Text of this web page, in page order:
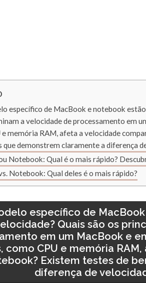
específico de MacBook e notebook
a velocidade de processamento em
e memória RAM, afeta a velocidade
que demonstrem claramente a diferença
Notebook: Qual é o mais rápido?
Notebook: Qual deles é o mais rápido?
específico de
Quais são os
em um MacBook e
como CPU e memória
Existem testes de
diferença de